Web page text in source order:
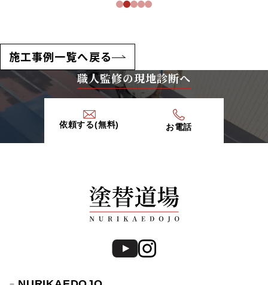
施工事例一覧へ戻る
職人監修の現地診断へ
依頼する(無料) お電話